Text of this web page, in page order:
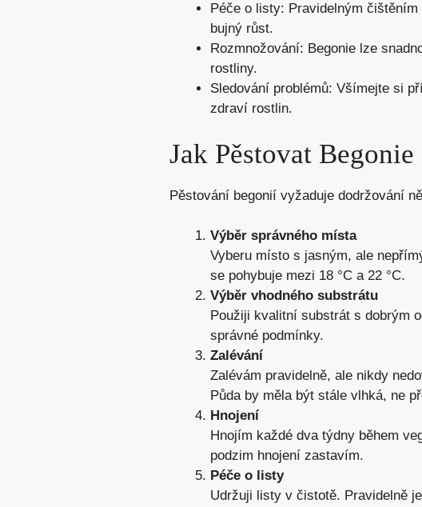
Péče o listy: Pravidelným
bujný růst.
Rozmnožování: Begonie lze
rostliny.
Sledování problémů: Všímejte si
zdraví rostlin.
Jak Pěstovat Begonie
Pěstování begonií vyžaduje dodržování
Výběr správného místa
Vyberu místo s jasným, ale
se pohybuje mezi 18 °C a 22 °C.
Výběr vhodného substrátu
Použiji kvalitní substrát s dobrým
správné podmínky.
Zalévání
Zalévám pravidelně, ale nikdy
Půda by měla být stále vlhká, ne
Hnojení
Hnojím každé dva týdny během
podzim hnojení zastavím.
Péče o listy
Udržuji listy v čistotě. Pravidelně